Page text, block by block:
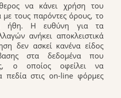
να κάνει χρήση του
τους παρόντες όρους, το
ήθη. Η ευθύνη για τα
ανήκει αποκλειστικά
δεν ασκεί κανένα είδος
στα δεδομένα που
ο οποίος οφείλει να
πεδία στις on-line φόρμες